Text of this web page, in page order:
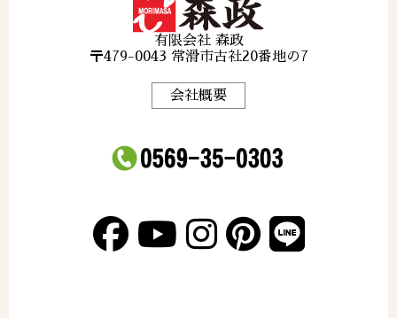
有限会社 森政
〒479-0043 常滑市古社20番地の7
会社概要